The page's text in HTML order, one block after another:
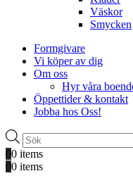
Väskor
Smycken
Formgivare
Vi köper av dig
Om oss
Hyr våra
Öppettider & kontakt
Jobba hos Oss!
Produktsökning
00 items
00 items